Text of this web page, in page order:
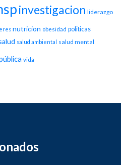
investigacion liderazgo
nutricion obesidad politicas
salud ambiental salud mental
vida